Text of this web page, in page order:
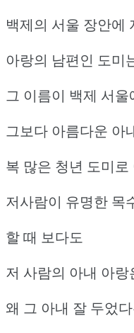
백제의 서울 장안에
아랑의 남편인 도미
그 이름이 백제 서
그보다 아름다운 아
복 많은 청년 도미
저사람이 유명한 목
할 때 보다도
저 사람의 아내 아
왜 그 아내 잘 두었